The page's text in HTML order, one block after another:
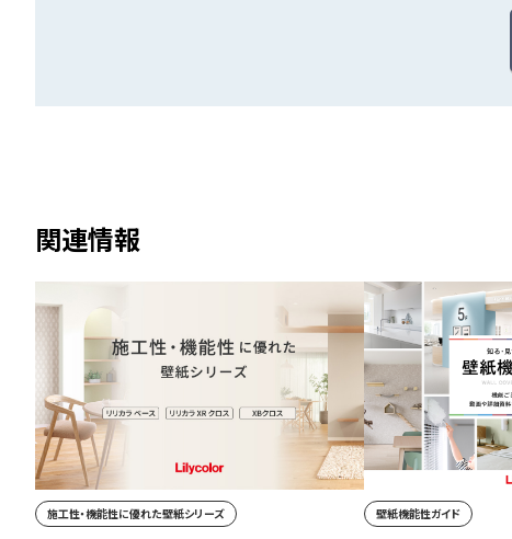
関連情報
施工性・機能性に優れた壁紙シリーズ 壁紙機能性ガイド